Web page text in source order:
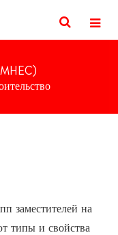
заместителей на
типы и свойства